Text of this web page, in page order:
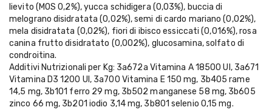
lievito (MOS 0,2%), yucca schidigera (0,03%), buccia di
melograno disidratata (0,02%), semi di cardo mariano (0,02%),
mela disidratata (0,02%), fiori di ibisco essiccati (0,016%), rosa
canina frutto disidratato (0,002%), glucosamina, solfato di
condroitina.
Additivi Nutrizionali per Kg: 3a672a Vitamina A 18500 UI, 3a671
Vitamina D3 1200 UI, 3a700 Vitamina E 150 mg, 3b405 rame
14,5 mg, 3b101 ferro 29 mg, 3b502 manganese 58 mg, 3b605
zinco 66 mg, 3b201 iodio 3,14 mg, 3b801 selenio 0,15 mg.